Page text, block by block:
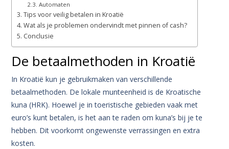
Automaten
Tips voor veilig betalen in Kroatië
Wat als je problemen ondervindt met pinnen of cash?
Conclusie
De betaalmethoden in Kroatië
In Kroatië kun je gebruikmaken van verschillende
betaalmethoden. De lokale munteenheid is de Kroatische
kuna (HRK). Hoewel je in toeristische gebieden vaak met
euro’s kunt betalen, is het aan te raden om kuna’s bij je te
hebben. Dit voorkomt ongewenste verrassingen en extra
kosten.